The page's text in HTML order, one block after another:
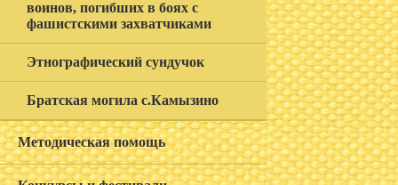
воинов, погибших в боях с
фашистскими захватчиками
Этнографический сундучок
Братская могила с.Камызино
Методическая помощь